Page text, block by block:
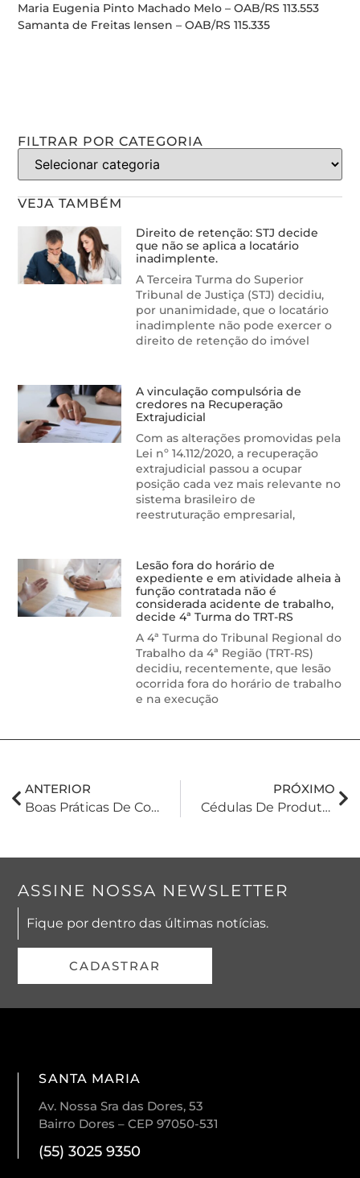
Maria Eugenia Pinto Machado Melo – OAB/RS 113.553
Samanta de Freitas Iensen – OAB/RS 115.335
FILTRAR POR CATEGORIA
VEJA TAMBÉM
Direito de retenção: STJ decide
que não se aplica a locatário
inadimplente.
A Terceira Turma do Superior
Tribunal de Justiça (STJ) decidiu,
por unanimidade, que o locatário
inadimplente não pode exercer o
direito de retenção do imóvel
A vinculação compulsória de
credores na Recuperação
Extrajudicial
Com as alterações promovidas pela
Lei nº 14.112/2020, a recuperação
extrajudicial passou a ocupar
posição cada vez mais relevante no
sistema brasileiro de
reestruturação empresarial,
Lesão fora do horário de
expediente e em atividade alheia à
função contratada não é
considerada acidente de trabalho,
decide 4ª Turma do TRT-RS
A 4ª Turma do Tribunal Regional do
Trabalho da 4ª Região (TRT-RS)
decidiu, recentemente, que lesão
ocorrida fora do horário de trabalho
e na execução
ANTERIOR
Boas Práticas De Compliance Em Empresas
PRÓXIMO
Cédulas De Produto Rural Registradas No País Ultrapassam O Marco De R$200 Bilhões
ASSINE NOSSA NEWSLETTER
Fique por dentro das últimas notícias.
CADASTRAR
SANTA MARIA
Av. Nossa Sra das Dores, 53
Bairro Dores – CEP 97050-531
(55) 3025 9350